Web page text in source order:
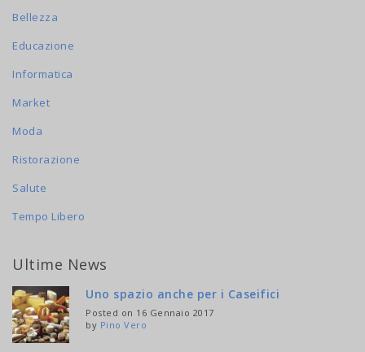
Bellezza
Educazione
Informatica
Market
Moda
Ristorazione
Salute
Tempo Libero
Ultime News
Uno spazio anche per i Caseifici
Posted on 16 Gennaio 2017
by Pino Vero